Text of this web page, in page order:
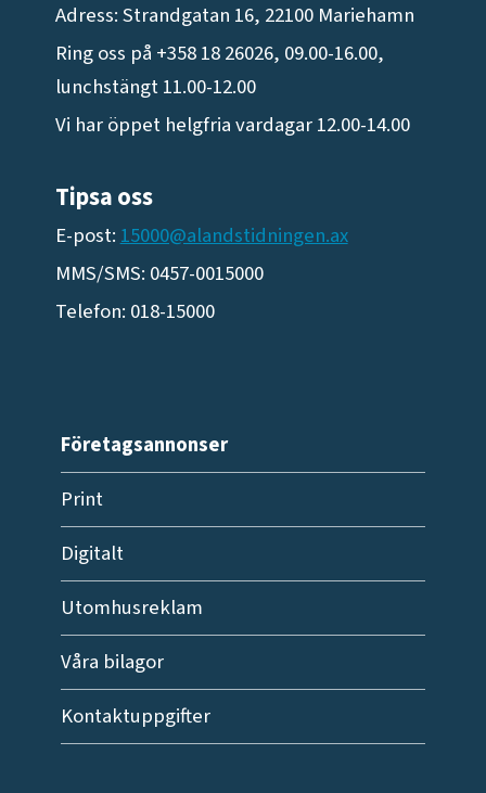
Adress: Strandgatan 16, 22100 Mariehamn
Ring oss på +358 18 26026, 09.00-16.00,
lunchstängt 11.00-12.00
Vi har öppet helgfria vardagar 12.00-14.00
Tipsa oss
E-post:15000@alandstidningen.ax
MMS/SMS: 0457-0015000
Telefon: 018-15000
Företagsannonser
Print
Digitalt
Utomhusreklam
Våra bilagor
Kontaktuppgifter